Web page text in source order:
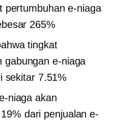
pertumbuhan e-niaga
265%
tingkat
gabungan e-niaga
sekitar 7.51%
niaga akan
dari penjualan e-